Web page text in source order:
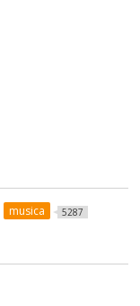
musica 5287